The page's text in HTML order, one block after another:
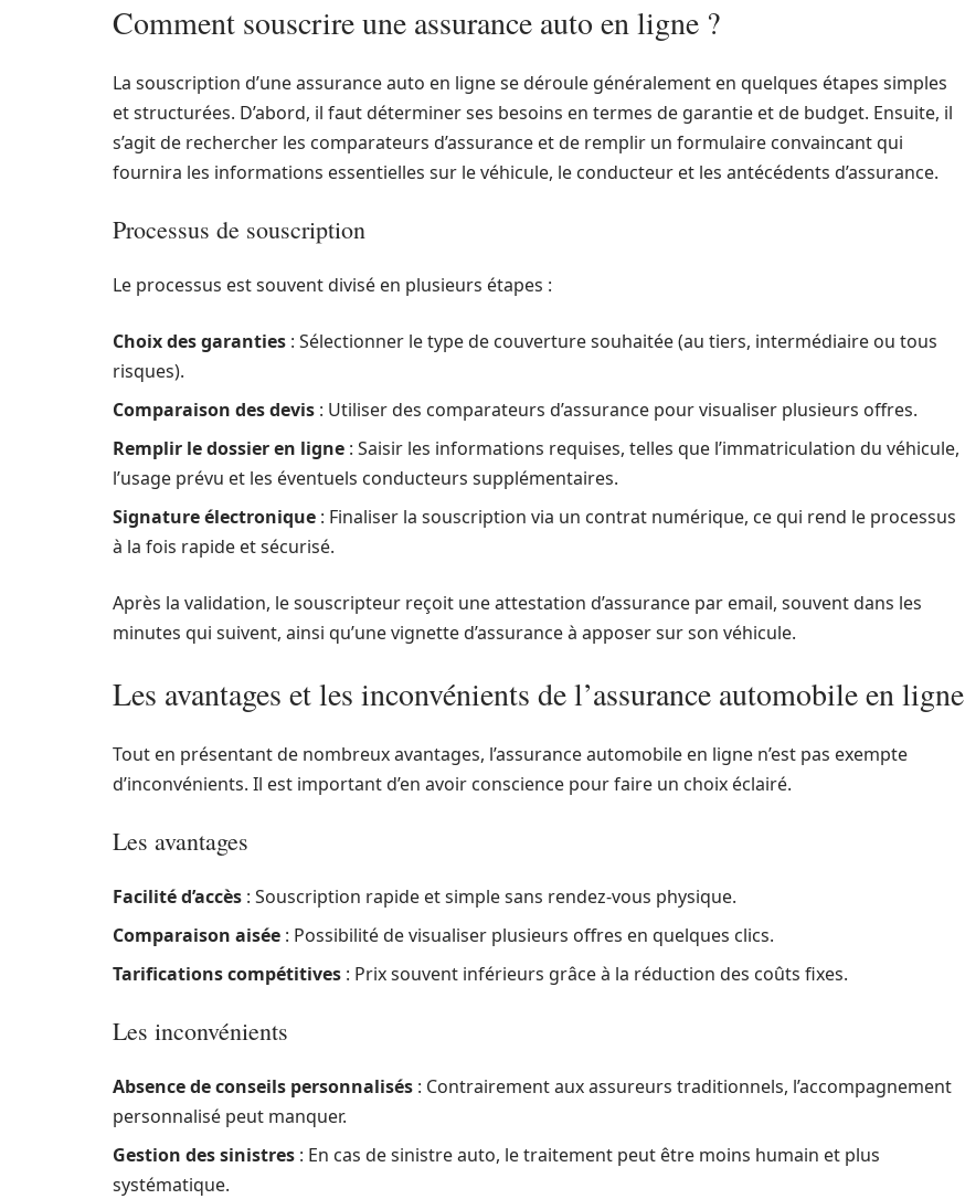
Comment souscrire une assurance auto en ligne ?
La souscription d’une assurance auto en ligne se déroule généralement en quelques étapes simples
et structurées. D’abord, il faut déterminer ses besoins en termes de garantie et de budget. Ensuite, il
s’agit de rechercher les comparateurs d’assurance et de remplir un formulaire convaincant qui
fournira les informations essentielles sur le véhicule, le conducteur et les antécédents d’assurance.
Processus de souscription
Le processus est souvent divisé en plusieurs étapes :
Choix des garanties : Sélectionner le type de couverture souhaitée (au tiers, intermédiaire ou tous
risques).
Comparaison des devis : Utiliser des comparateurs d’assurance pour visualiser plusieurs offres.
Remplir le dossier en ligne : Saisir les informations requises, telles que l’immatriculation du véhicule,
l’usage prévu et les éventuels conducteurs supplémentaires.
Signature électronique : Finaliser la souscription via un contrat numérique, ce qui rend le processus
à la fois rapide et sécurisé.
Après la validation, le souscripteur reçoit une attestation d’assurance par email, souvent dans les
minutes qui suivent, ainsi qu’une vignette d’assurance à apposer sur son véhicule.
Les avantages et les inconvénients de l’assurance automobile en ligne
Tout en présentant de nombreux avantages, l’assurance automobile en ligne n’est pas exempte
d’inconvénients. Il est important d’en avoir conscience pour faire un choix éclairé.
Les avantages
Facilité d’accès : Souscription rapide et simple sans rendez-vous physique.
Comparaison aisée : Possibilité de visualiser plusieurs offres en quelques clics.
Tarifications compétitives : Prix souvent inférieurs grâce à la réduction des coûts fixes.
Les inconvénients
Absence de conseils personnalisés : Contrairement aux assureurs traditionnels, l’accompagnement
personnalisé peut manquer.
Gestion des sinistres : En cas de sinistre auto, le traitement peut être moins humain et plus
systématique.